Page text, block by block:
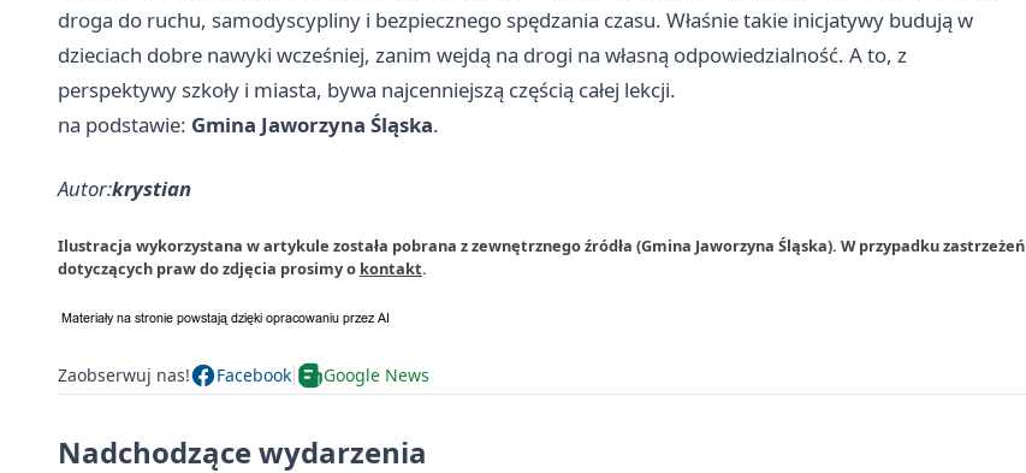
droga do ruchu, samodyscypliny i bezpiecznego spędzania czasu. Właśnie takie inicjatywy budują w
dzieciach dobre nawyki wcześniej, zanim wejdą na drogi na własną odpowiedzialność. A to, z
perspektywy szkoły i miasta, bywa najcenniejszą częścią całej lekcji.
na podstawie: Gmina Jaworzyna Śląska.
Autor:krystian
Ilustracja wykorzystana w artykule została pobrana z zewnętrznego źródła (Gmina Jaworzyna Śląska). W przypadku zastrzeżeń
dotyczących praw do zdjęcia prosimy o kontakt.
Zaobserwuj nas! Facebook Google News
Nadchodzące wydarzenia